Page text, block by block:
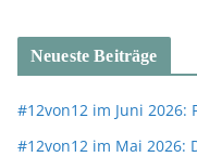
Neueste Beiträge
#12von12 im Juni 2026:
#12von12 im Mai 2026: